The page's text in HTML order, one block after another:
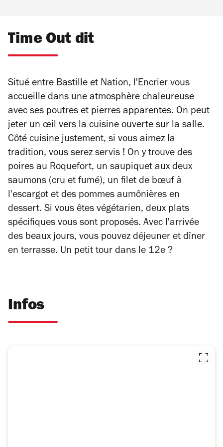
Time Out dit
Situé entre Bastille et Nation, l'Encrier vous
accueille dans une atmosphère chaleureuse
avec ses poutres et pierres apparentes. On peut
jeter un œil vers la cuisine ouverte sur la salle.
Côté cuisine justement, si vous aimez la
tradition, vous serez servis ! On y trouve des
poires au Roquefort, un saupiquet aux deux
saumons (cru et fumé), un filet de bœuf à
l'escargot et des pommes aumônières en
dessert. Si vous êtes végétarien, deux plats
spécifiques vous sont proposés. Avec l'arrivée
des beaux jours, vous pouvez déjeuner et dîner
en terrasse. Un petit tour dans le 12e ?
Infos